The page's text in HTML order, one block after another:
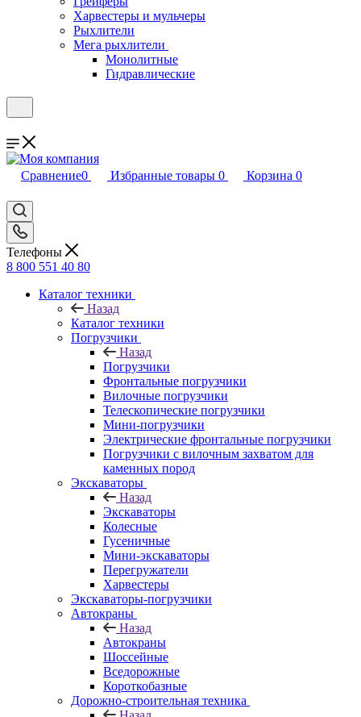
Харвестеры и мульчеры
Рыхлители
Мега рыхлители
Монолитные
Гидравлические
Сравнение0 Избранные товары 0 Корзина 0
Телефоны
8 800 551 40 80
Каталог техники
Назад
Каталог техники
Погрузчики
Назад
Погрузчики
Фронтальные погрузчики
Вилочные погрузчики
Телескопические погрузчики
Мини-погрузчики
Электрические фронтальные погрузчики
Погрузчики с вилочным захватом для
каменных пород
Экскаваторы
Назад
Экскаваторы
Колесные
Гусеничные
Мини-экскаваторы
Перегружатели
Харвестеры
Экскаваторы-погрузчики
Автокраны
Назад
Автокраны
Шоссейные
Вседорожные
Короткобазные
Дорожно-строительная техника